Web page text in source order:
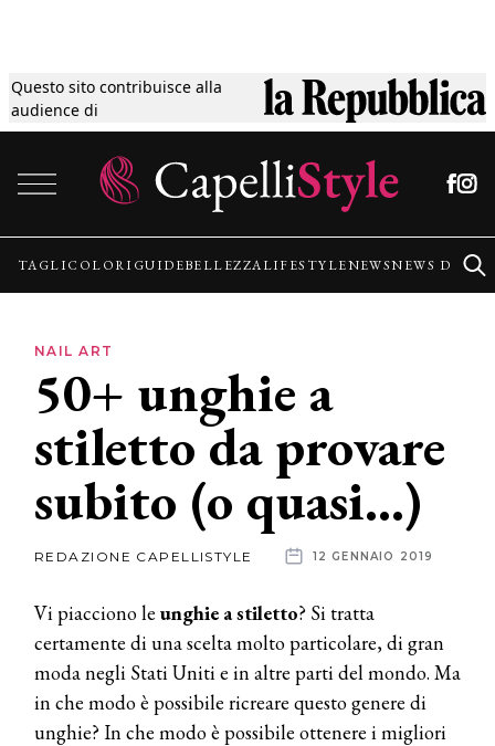
Questo sito contribuisce alla
audience di
Tagli
Colori
Guide
Lifestyle
News
News
aziende
TAGLICOLORI GUIDEBELLEZZALIFESTYLENEWSNEWS
NAIL ART
50+ unghie a
stiletto da provare
subito (o quasi…)
REDAZIONE CAPELLISTYLE 12 GENNAIO 2019
Vi piacciono le unghie a stiletto? Si tratta
certamente di una scelta molto particolare, di gran
moda negli Stati Uniti e in altre parti del mondo. Ma
in che modo è possibile ricreare questo genere di
unghie? In che modo è possibile ottenere i migliori